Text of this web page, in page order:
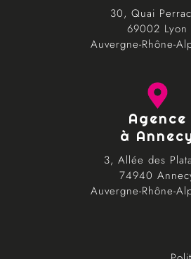
30, Quai
69002 Lyon
Auvergne-Rhône-
Agence
à
3, Allée des
74940
Auvergne-Rhône-